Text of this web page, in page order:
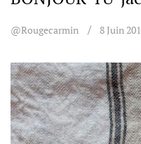
@rougecarmin 8 Juin